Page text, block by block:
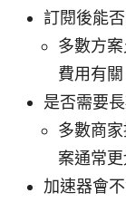
訂閱後能
多數方
費用有
是否需要
多數商
案通常更
加速器會